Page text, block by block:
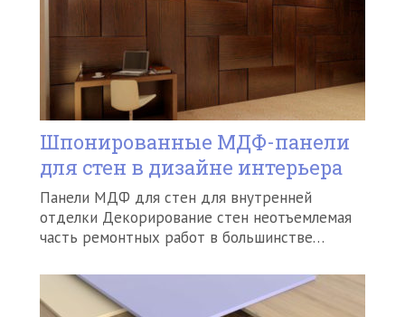
Шпонированные МДФ-панели
для стен в дизайне интерьера
Панели МДФ для стен для внутренней
отделки Декорирование стен неотъемлемая
часть ремонтных работ в большинстве…